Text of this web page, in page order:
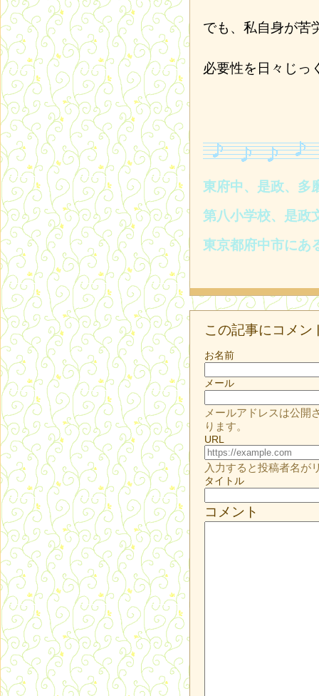
でも、私自身が苦
必要性を日々じっ
東府中、是政、多
第八小学校、是政
東京都府中市にあ
この記事にコメン
お名前
メール
メールアドレスは公開
ります。
URL
入力すると投稿者名が
タイトル
コメント